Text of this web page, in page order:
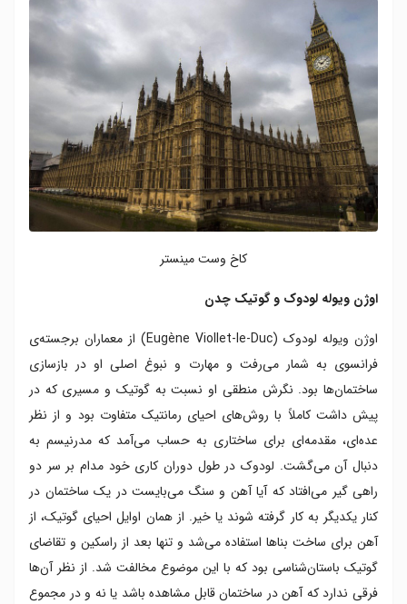
کاخ وست مینستر
اوژن ویوله لودوک و گوتیک چدن
اوژن ویوله لودوک (Eugène Viollet-le-Duc) از معماران برجسته‌ی
فرانسوی به شمار می‌رفت و مهارت و نبوغ اصلی او در بازسازی
ساختمان‌ها بود. نگرش منطقی او نسبت به گوتیک و مسیری که در
پیش داشت کاملاً با روش‌های احیای رمانتیک متفاوت بود و از نظر
عده‌ای، مقدمه‌ای برای ساختاری به حساب می‌آمد که مدرنیسم به
دنبال آن می‌گشت. لودوک در طول دوران کاری خود مدام بر سر دو
راهی گیر می‌افتاد که آیا آهن و سنگ می‌بایست در یک ساختمان در
کنار یکدیگر به کار گرفته شوند یا خیر. از همان اوایل احیای گوتیک، از
آهن برای ساخت بناها استفاده می‌شد و تنها بعد از راسکین و تقاضای
گوتیک باستان‌شناسی بود که با این موضوع مخالفت شد. از نظر آن‌ها
فرقی ندارد که آهن در ساختمان قابل مشاهده باشد یا نه و در مجموع